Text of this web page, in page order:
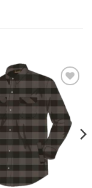
Toevoegen
aan
verlanglijst